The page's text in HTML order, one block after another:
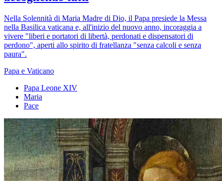
Nella Solennità di Maria Madre di Dio, il Papa presiede la Messa
nella Basilica vaticana e, all'inizio del nuovo anno, incoraggia a
vivere "liberi e portatori di libertà, perdonati e dispensatori di
perdono", aperti allo spirito di fratellanza "senza calcoli e senza
paura".
Papa e Vaticano
Papa Leone XIV
Maria
Pace